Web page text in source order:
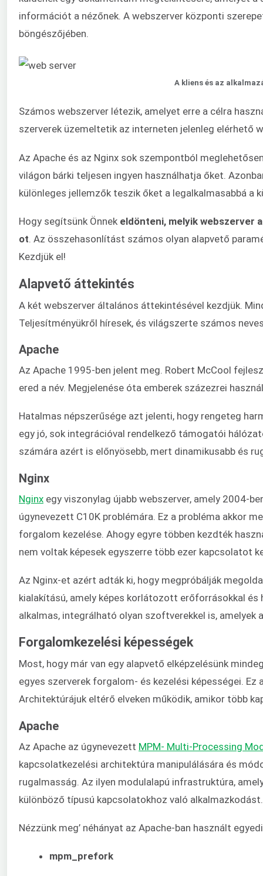
információt a nézőnek. A webszerver központi
böngészőjében.
A kliens és az
Számos webszerver létezik, amelyet erre a célra
szerverek üzemeltetik az interneten jelenleg elérhető
Az Apache és az Nginx sok szempontból
világon bárki teljesen ingyen használhatja őket.
különleges jellemzők teszik őket a legalkalmasabbá a
Hogy segítsünk Önnek eldönteni, melyik webszerver
ot. Az összehasonlítást számos olyan alapvető
Kezdjük el!
Alapvető áttekintés
A két webszerver általános áttekintésével kezdjük.
Teljesítményükről híresek, és világszerte számos
Apache
Az Apache 1995-ben jelent meg. Robert McCool
ered a név. Megjelenése óta emberek százezrei
Hatalmas népszerűsége azt jelenti, hogy rengeteg
egy jó, sok integrációval rendelkező támogatói
számára azért is előnyösebb, mert dinamikusabb és
Nginx
Nginx egy viszonylag újabb webszerver, amely 2004-
úgynevezett C10K problémára. Ez a probléma akkor
forgalom kezelése. Ahogy egyre többen kezdték
nem voltak képesek egyszerre több ezer kapcsolatot
Az Nginx-et azért adták ki, hogy megpróbálják
kialakítású, amely képes korlátozott erőforrásokkal
alkalmas, integrálható olyan szoftverekkel is,
Forgalomkezelési képességek
Most, hogy már van egy alapvető elképzelésünk
egyes szerverek forgalom- és kezelési képességei.
Architektúrájuk eltérő elveken működik, amikor több
Apache
Az Apache az úgynevezett MPM- Multi-Processing
kapcsolatkezelési architektúra manipulálására és
rugalmasság. Az ilyen modulalapú infrastruktúra,
különböző típusú kapcsolatokhoz való alkalmazkodást.
Nézzünk meg’ néhányat az Apache-ban használt
mpm_prefork